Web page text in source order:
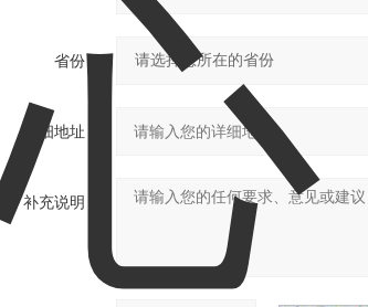
省份：
详细地址：
补充说明：